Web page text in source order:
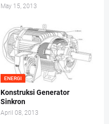
May 15, 2013
ENERGI
Konstruksi Generator
Sinkron
April 08, 2013